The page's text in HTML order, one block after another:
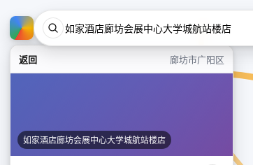
返回 廊坊市广阳区
如家酒店廊坊会展中心大学城航站楼店